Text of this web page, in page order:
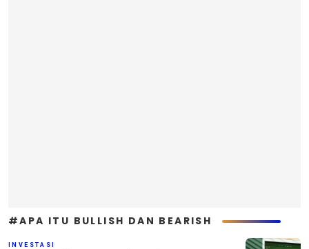
#APA ITU BULLISH DAN BEARISH
INVESTASI